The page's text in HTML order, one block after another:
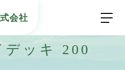
会社
デッキ 200